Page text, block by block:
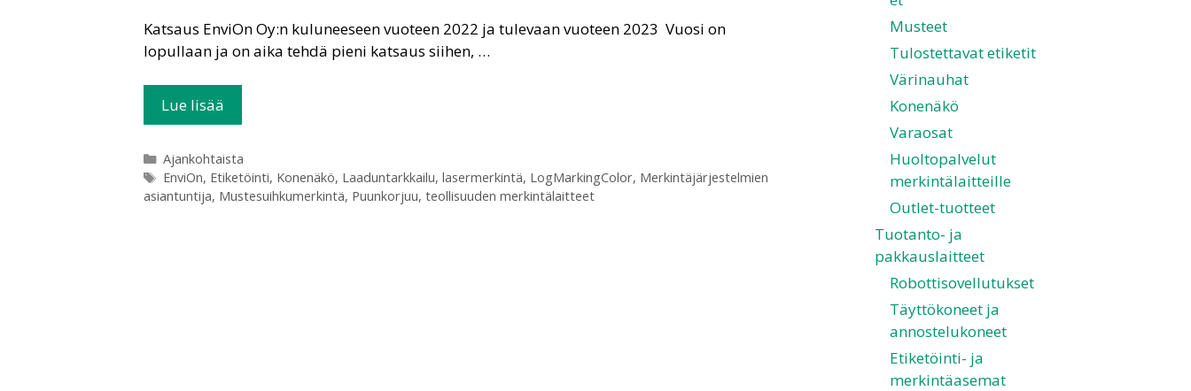
Katsaus EnviOn Oy:n kuluneeseen vuoteen 2022 ja tulevaan vuoteen 2023 Vuosi on
lopullaan ja on aika tehdä pieni katsaus siihen, …
Lue lisää
Ajankohtaista
EnviOn, Etiketöinti, Konenäkö, Laaduntarkkailu, lasermerkintä, LogMarkingColor, Merkintäjärjestelmien
asiantuntija, Mustesuihkumerkintä, Puunkorjuu, teollisuuden merkintälaitteet
Musteet
Tulostettavat etiketit
Värinauhat
Konenäkö
Varaosat
Huoltopalvelut
merkintälaitteille
Outlet-tuotteet
Tuotanto- ja
pakkauslaitteet
Robottisovellutukset
Täyttökoneet ja
annostelukoneet
Etiketöinti- ja
merkintäasemat